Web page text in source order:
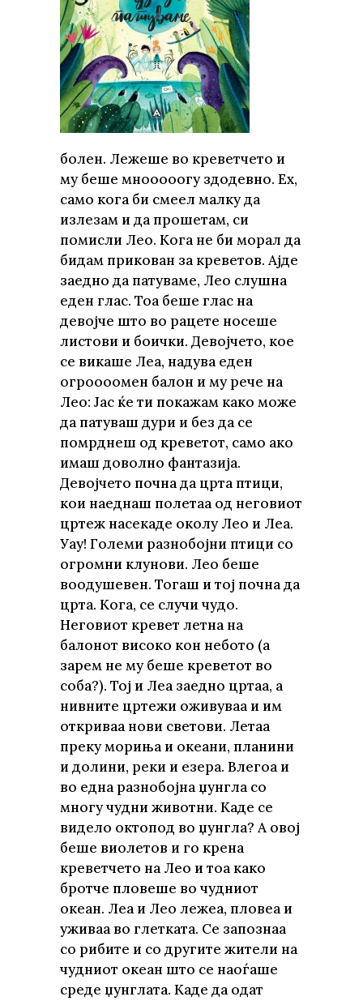
болен. Лежеше во креветчето и
му беше мнооооогу здодевно. Ех,
само кога би смеел малку да
излезам и да прошетам, си
помисли Лео. Кога не би морал да
бидам прикован за креветов. Ајде
заедно да патуваме, Лео слушна
еден глас. Тоа беше глас на
девојче што во рацете носеше
листови и боички. Девојчето, кое
се викаше Леа, надува еден
огроооомен балон и му рече на
Лео: Јас ќе ти покажам како може
да патуваш дури и без да се
помрднеш од креветот, само ако
имаш доволно фантазија.
Девојчето почна да црта птици,
кои наеднаш полетаа од неговиот
цртеж насекаде околу Лео и Леа.
Уау! Големи разнобојни птици со
огромни клунови. Лео беше
воодушевен. Тогаш и тој почна да
црта. Кога, се случи чудо.
Неговиот кревет летна на
балонот високо кон небото (а
зарем не му беше креветот во
соба?). Тој и Леа заедно цртаа, а
нивните цртежи оживуваа и им
откриваа нови светови. Летаа
преку мориња и океани, планини
и долини, реки и езера. Влегоа и
во една разнобојна џунгла со
многу чудни животни. Каде се
видело октопод во џунгла? А овој
беше виолетов и го крена
креветчето на Лео и тоа како
бротче пловеше во чудниот
океан. Леа и Лео лежеа, пловеа и
уживаа во глетката. Се запознаа
со рибите и со другите жители на
чудниот океан што се наоѓаше
среде џунглата. Каде да одат